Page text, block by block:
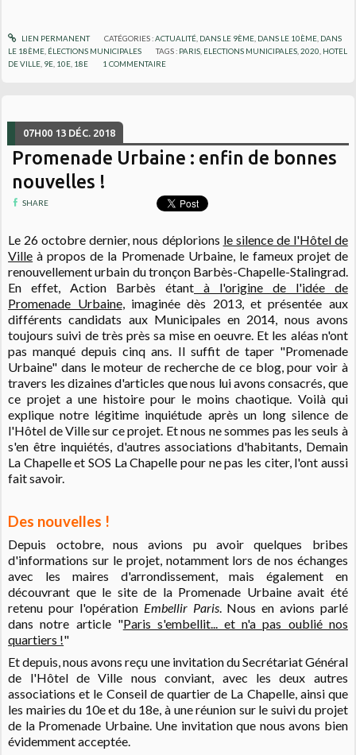
LIEN PERMANENT CATÉGORIES :ACTUALITÉ, DANS LE 9ÈME, DANS LE 10ÈME, DANS
LE 18ÈME ÉLECTIONS MUNICIPALES TAGS : PARIS ELECTIONS MUNICIPALES ,2020 HOTEL
DE VILLE 9E 10E 18E 1 COMMENTAIRE
07H00 13 DÉC. 2018
Promenade Urbaine : enfin de bonnes
nouvelles !
SHARE
Le 26 octobre dernier, nous déplorions le silence de l'Hôtel de
Ville à propos de la Promenade Urbaine, le fameux projet de
renouvellement urbain du tronçon Barbès-Chapelle-Stalingrad.
En effet, Action Barbès étant à l'origine de l'idée de
Promenade Urbaine, imaginée dès 2013, et présentée aux
différents candidats aux Municipales en 2014, nous avons
toujours suivi de très près sa mise en oeuvre. Et les aléas n'ont
pas manqué depuis cinq ans. Il suffit de taper "Promenade
Urbaine" dans le moteur de recherche de ce blog, pour voir à
travers les dizaines d'articles que nous lui avons consacrés, que
ce projet a une histoire pour le moins chaotique. Voilà qui
explique notre légitime inquiétude après un long silence de
l'Hôtel de Ville sur ce projet. Et nous ne sommes pas les seuls à
s'en être inquiétés, d'autres associations d'habitants, Demain
La Chapelle et SOS La Chapelle pour ne pas les citer, l'ont aussi
fait savoir.
Des nouvelles !
Depuis octobre, nous avions pu avoir quelques bribes
d'informations sur le projet, notamment lors de nos échanges
avec les maires d'arrondissement, mais également en
découvrant que le site de la Promenade Urbaine avait été
retenu pour l'opération Embellir Paris. Nous en avions parlé
dans notre article "Paris s'embellit... et n'a pas oublié nos
quartiers !"
Et depuis, nous avons reçu une invitation du Secrétariat Général
de l'Hôtel de Ville nous conviant, avec les deux autres
associations et le Conseil de quartier de La Chapelle, ainsi que
les mairies du 10e et du 18e, à une réunion sur le suivi du projet
de la Promenade Urbaine. Une invitation que nous avons bien
évidemment acceptée.